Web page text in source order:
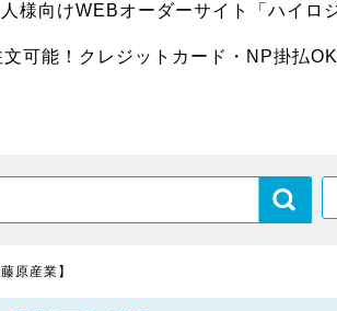
様向けWEBオーダーサイト「ハイロ
可能！クレジットカード・NP掛払OK
原産業】